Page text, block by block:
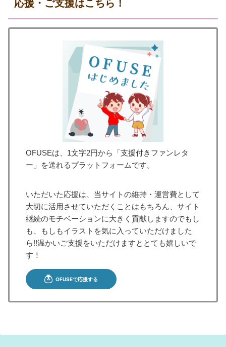
応援・ご支援はこちら！
OFUSEは、1文字2円から「支援付きファンレタ
ー」を送れるプラットフォームです。
いただいた応援は、当サイトの維持・運営費として
大切に活用させていただくことはもちろん、サイト
継続のモチベーションに大きく貢献しますのでもし
も、もしもイラストを気に入っていただけました
ら!!温かいご支援をいただけますととても嬉しいで
す！